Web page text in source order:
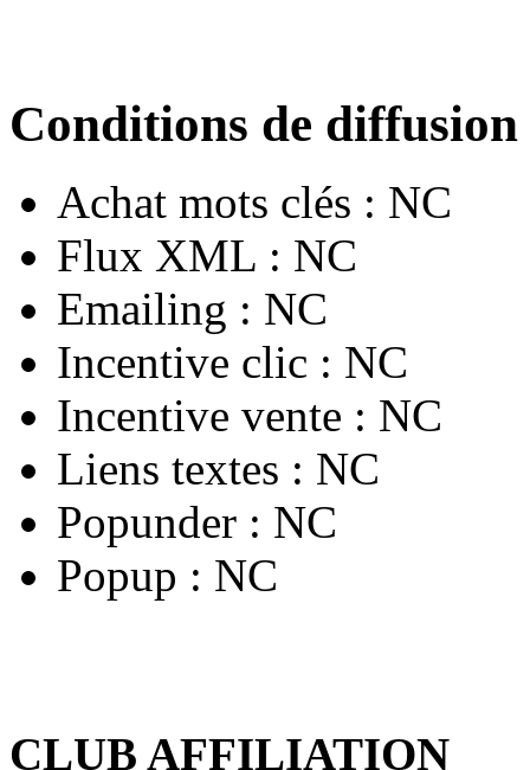
Conditions de diffusion
Achat mots clés : NC
Flux XML : NC
Emailing : NC
Incentive clic : NC
Incentive vente : NC
Liens textes : NC
Popunder : NC
Popup : NC
CLUB AFFILIATION